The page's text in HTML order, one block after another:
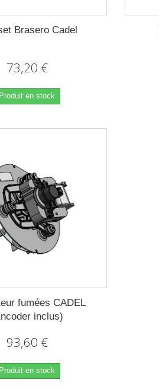
Brasero Cadel
73,20 €
Produit en stock
fumées CADEL
inclus)
93,60 €
Produit en stock